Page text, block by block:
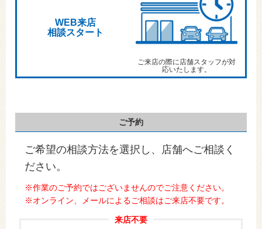
WEB来店
相談スタート
ご来店の際に店舗スタッフが対
応いたします。
ご予約
ご希望の相談方法を選択し、店舗へご相談く
ださい。
※作業のご予約ではございませんのでご注意ください。
※オンライン、メールによるご相談はご来店不要です。
来店不要